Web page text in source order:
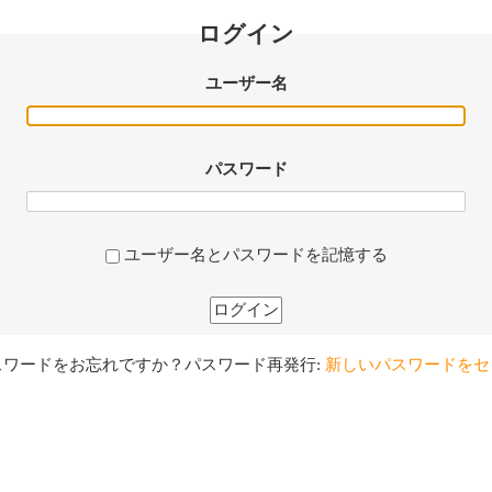
ログイン
ユーザー名
パスワード
ユーザー名とパスワードを記憶する
ログイン
ードをお忘れですか？パスワード再発行: 新しいパスワードを